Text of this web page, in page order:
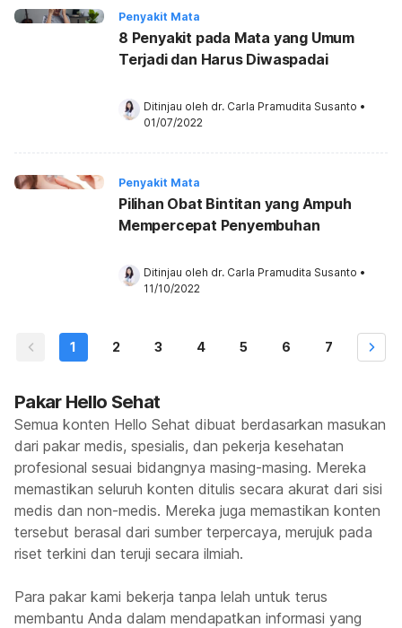
Penyakit Mata
8 Penyakit pada Mata yang Umum
Terjadi dan Harus Diwaspadai
Ditinjau oleh dr. Carla Pramudita Susanto •
01/07/2022
Penyakit Mata
Pilihan Obat Bintitan yang Ampuh
Mempercepat Penyembuhan
Ditinjau oleh dr. Carla Pramudita Susanto •
11/10/2022
1 2 3 4 5 6 7
Pakar Hello Sehat
Semua konten Hello Sehat dibuat berdasarkan masukan
dari pakar medis, spesialis, dan pekerja kesehatan
profesional sesuai bidangnya masing-masing. Mereka
memastikan seluruh konten ditulis secara akurat dari sisi
medis dan non-medis. Mereka juga memastikan konten
tersebut berasal dari sumber terpercaya, merujuk pada
riset terkini dan teruji secara ilmiah.
Para pakar kami bekerja tanpa lelah untuk terus
membantu Anda dalam mendapatkan informasi yang